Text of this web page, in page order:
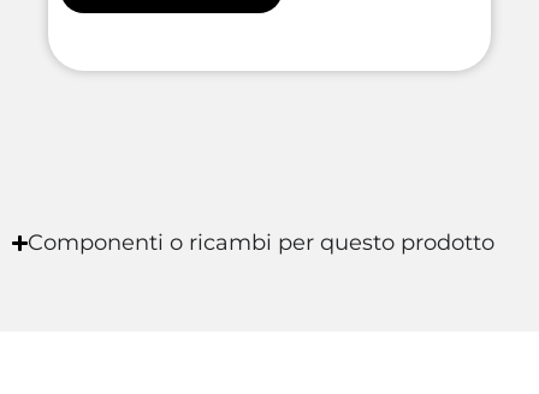
Componenti o ricambi per questo prodotto